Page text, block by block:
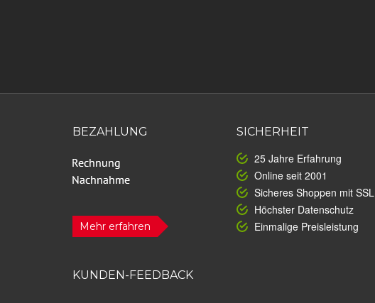
BEZAHLUNG
Mehr erfahren
SICHERHEIT
25 Jahre Erfahrung
Online seit 2001
Sicheres Shoppen mit SSL
Höchster Datenschutz
Einmalige Preisleistung
KUNDEN-FEEDBACK